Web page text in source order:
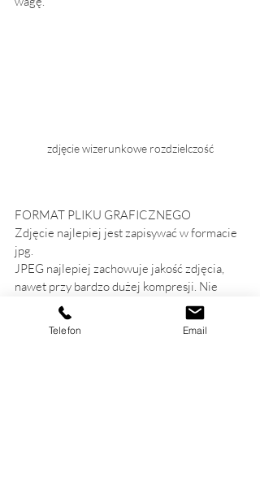
zdjęcie wizerunkowe rozdzielczość
FORMAT PLIKU GRAFICZNEGO
Zdjęcie najlepiej jest zapisywać w formacie
jpg.
JPEG najlepiej zachowuje jakość zdjęcia,
nawet przy bardzo dużej kompresji. Nie
polecam innych formatów, więc jeżeli masz
zdjęcie zapisane jako plik graficzny png,
lepiej przekonwertuj je na jpg. Będzie
Telefon Email